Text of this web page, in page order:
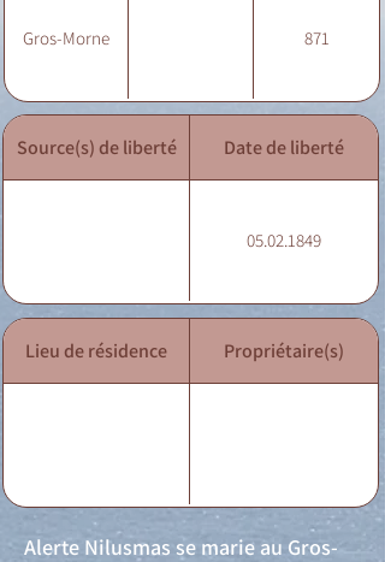
Gros-Morne 871
Source(s) de liberté Date de liberté
05.02.1849
Lieu de résidence Propriétaire(s)
Alerte Nilusmas se marie au Gros-